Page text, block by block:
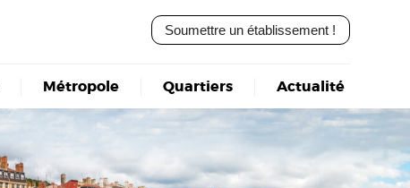
Soumettre un établissement !
Métropole Quartiers Actualité